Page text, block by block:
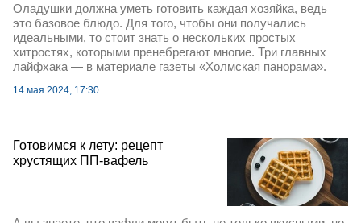
Оладушки должна уметь готовить каждая хозяйка, ведь
это базовое блюдо. Для того, чтобы они получались
идеальными, то стоит знать о нескольких простых
хитростях, которыми пренебрегают многие. Три главных
лайфхака — в материале газеты «Холмская панорама».
14 мая 2024, 17:30
Готовимся к лету: рецепт
хрустящих ПП-вафель